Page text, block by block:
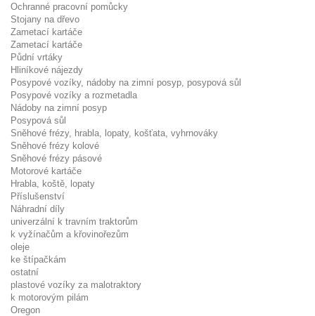
Ochranné pracovní pomůcky
Stojany na dřevo
Zametací kartáče
Zametací kartáče
Půdní vrtáky
Hliníkové nájezdy
Posypové vozíky, nádoby na zimní posyp, posypová sůl
Posypové vozíky a rozmetadla
Nádoby na zimní posyp
Posypová sůl
Sněhové frézy, hrabla, lopaty, košťata, vyhrnováky
Sněhové frézy kolové
Sněhové frézy pásové
Motorové kartáče
Hrabla, koště, lopaty
Příslušenství
Náhradní díly
univerzální k travním traktorům
k vyžínačům a křovinořezům
oleje
ke štípačkám
ostatní
plastové vozíky za malotraktory
k motorovým pilám
Oregon